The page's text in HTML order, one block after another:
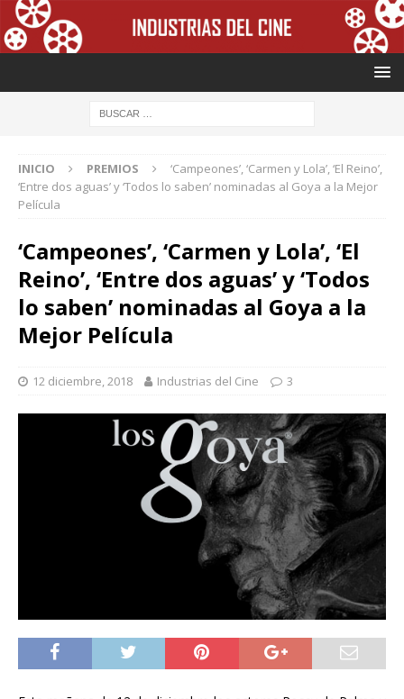
INICIO PREMIOS
‘Campeones’, ‘Carmen y Lola’, ‘El Reino’,
‘Entre dos aguas’ y ‘Todos lo saben’ nominadas al Goya a la Mejor
Película
‘Campeones’, ‘Carmen y Lola’, ‘El
Reino’, ‘Entre dos aguas’ y ‘Todos
lo saben’ nominadas al Goya a la
Mejor Película
12 diciembre, 2018 Industrias del Cine 3